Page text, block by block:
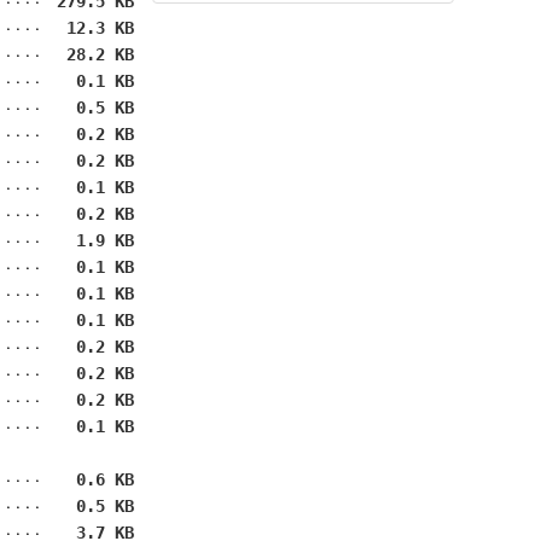
12.3 KB
28.2 KB
0.1 KB
0.5 KB
0.2 KB
0.2 KB
0.1 KB
0.2 KB
1.9 KB
0.1 KB
0.1 KB
0.1 KB
0.2 KB
0.2 KB
0.2 KB
0.1 KB
0.6 KB
0.5 KB
3.7 KB